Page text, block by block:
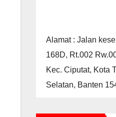
Alamat : Jalan
168D, Rt.002
Kec. Ciputat, Kota
Selatan, Banten